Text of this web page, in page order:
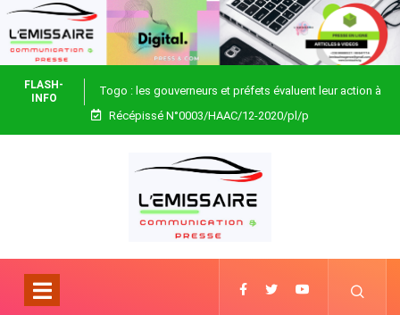
FLASH-
INFO
Togo : les gouverneurs et préfets évaluent leur action à
Blitta
Récépissé N°0003/HAAC/12-2020/pl/p